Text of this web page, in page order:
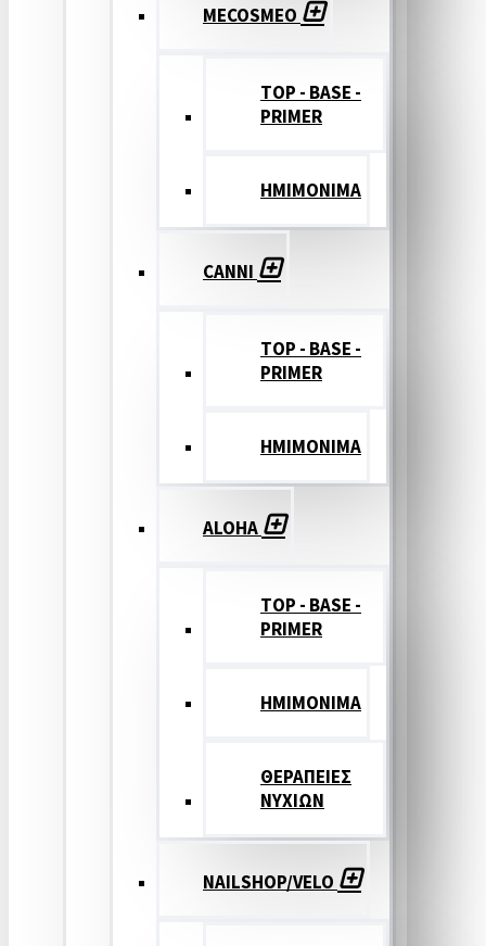
MECOSMEO
TOP - BASE -
PRIMER
ΗΜΙΜΟΝΙΜΑ
CANNI
TOP - BASE -
PRIMER
ΗΜΙΜΟΝΙΜΑ
ALOHA
TOP - BASE -
PRIMER
ΗΜΙΜΟΝΙΜΑ
ΘΕΡΑΠΕΙΕΣ
ΝΥΧΙΩΝ
NAILSHOP/VELO